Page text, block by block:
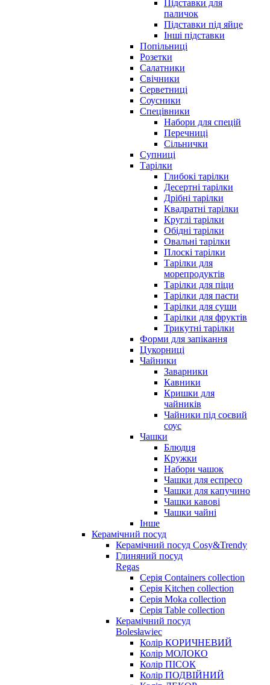
Підставки для
паличок
Підставки під яйце
Інші підставки
Попільниці
Розетки
Салатники
Свічники
Серветниці
Соусники
Спецівники
Набори для спецій
Перечниці
Сільнички
Супниці
Тарілки
Глибокі тарілки
Десертні тарілки
Дрібні тарілки
Квадратні тарілки
Круглі тарілки
Обідні тарілки
Овальні тарілки
Плоскі тарілки
Тарілки для
морепродуктів
Тарілки для піци
Тарілки для пасти
Тарілки для суши
Тарілки для фруктів
Трикутні тарілки
Форми для запікання
Цукорниці
Чайники
Заварники
Кавники
Кришки для
чайників
Чайники під соєвий
соус
Чашки
Блюдця
Кружки
Набори чашок
Чашки для еспресо
Чашки для капучино
Чашки кавові
Чашки чайні
Інше
Керамічний посуд
Керамічний посуд Cosy&Trendy
Глиняний посуд
Regas
Серія Containers collection
Серія Kitchen collection
Серія Moka collection
Серія Table collection
Керамічний посуд
Bolesławiec
Колір КОРИЧНЕВИЙ
Колір МОЛОКО
Колір ПІСОК
Колір ПОДВІЙНИЙ